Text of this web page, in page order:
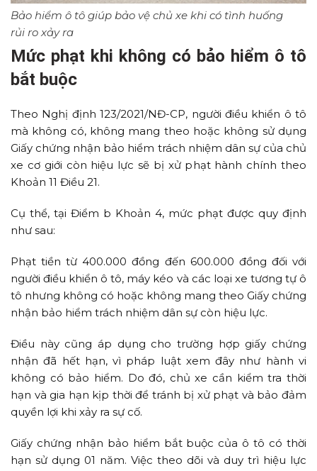
Bảo hiểm ô tô giúp bảo vệ chủ xe khi có tình huống
rủi ro xảy ra
Mức phạt khi không có bảo hiểm ô tô
bắt buộc
Theo Nghị định 123/2021/NĐ-CP, người điều khiển ô tô
mà không có, không mang theo hoặc không sử dụng
Giấy chứng nhận bảo hiểm trách nhiệm dân sự của chủ
xe cơ giới còn hiệu lực sẽ bị xử phạt hành chính theo
Khoản 11 Điều 21.
Cụ thể, tại Điểm b Khoản 4, mức phạt được quy định
như sau:
Phạt tiền từ 400.000 đồng đến 600.000 đồng đối với
người điều khiển ô tô, máy kéo và các loại xe tương tự ô
tô nhưng không có hoặc không mang theo Giấy chứng
nhận bảo hiểm trách nhiệm dân sự còn hiệu lực.
Điều này cũng áp dụng cho trường hợp giấy chứng
nhận đã hết hạn, vì pháp luật xem đây như hành vi
không có bảo hiểm. Do đó, chủ xe cần kiểm tra thời
hạn và gia hạn kịp thời để tránh bị xử phạt và bảo đảm
quyền lợi khi xảy ra sự cố.
Giấy chứng nhận bảo hiểm bắt buộc của ô tô có thời
hạn sử dụng 01 năm. Việc theo dõi và duy trì hiệu lực